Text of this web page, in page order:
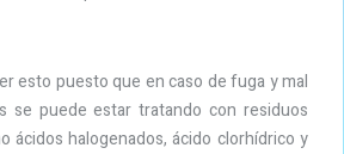
esto puesto que en caso de fuga y mal
se puede estar tratando con residuos
ácidos halogenados, ácido clorhídrico y